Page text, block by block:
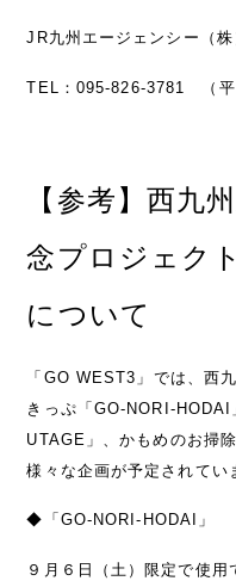
JR九州エージェンシー（株
TEL：095-826-3781 （平
【参考】西九
念プロジェク
について
「GO WEST3」では、西
きっぷ「
UTAGE」、かもめのお掃
様々な企画が予定されてい
◆「GO‐NORI‐HODAI」
９月６日（土）限定で使